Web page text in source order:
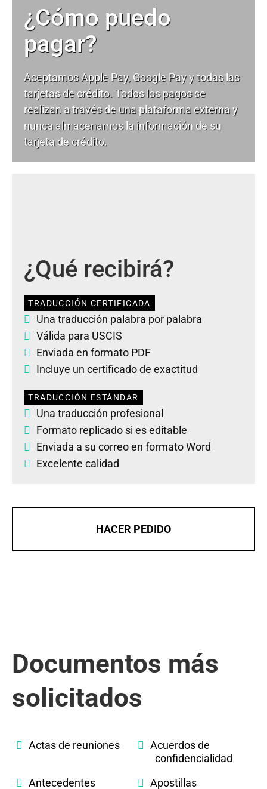
¿Cómo puedo
pagar?
Aceptamos Apple Pay, Google Pay y todas las
tarjetas de crédito. Todos los pagos se
realizan a través de una plataforma externa y
nunca almacenamos la información de su
tarjeta de crédito.
¿Qué recibirá?
TRADUCCIÓN CERTIFICADA
Una traducción palabra por palabra
Válida para USCIS
Enviada en formato PDF
Incluye un certificado de exactitud
TRADUCCIÓN ESTÁNDAR
Una traducción profesional
Formato replicado si es editable
Enviada a su correo en formato Word
Excelente calidad
HACER PEDIDO
Documentos más
solicitados
Actas de reuniones
Acuerdos de
confidencialidad
Antecedentes
Apostillas